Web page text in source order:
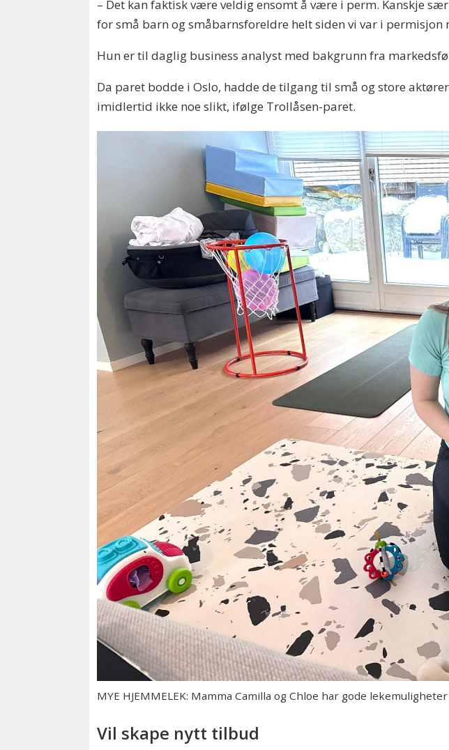
– Det kan faktisk være veldig ensomt å være i perm. Kanskje
for små barn og småbarnsforeldre helt siden vi var i
Hun er til daglig business analyst med bakgrunn fra
Da paret bodde i Oslo, hadde de tilgang til små og store
imidlertid ikke noe slikt, ifølge Trollåsen-paret.
MYE HJEMMELEK: Mamma Camilla og Chloe har gode
Vil skape nytt tilbud